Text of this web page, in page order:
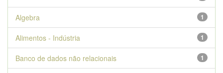
1
Algebra
1
Alimentos - Indústria
1
Banco de dados não relacionais